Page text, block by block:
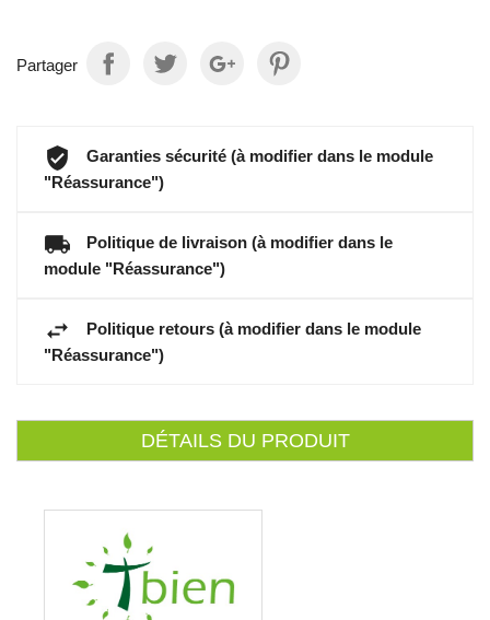
Partager
Garanties sécurité (à modifier dans le module
"Réassurance")
Politique de livraison (à modifier dans le
module "Réassurance")
Politique retours (à modifier dans le module
"Réassurance")
DÉTAILS DU PRODUIT